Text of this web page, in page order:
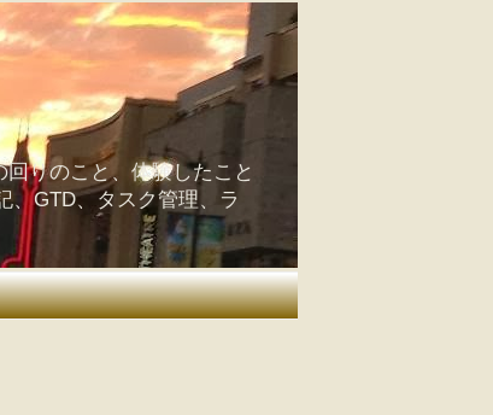
りのこと、体験したこと
、GTD、タスク管理、ラ